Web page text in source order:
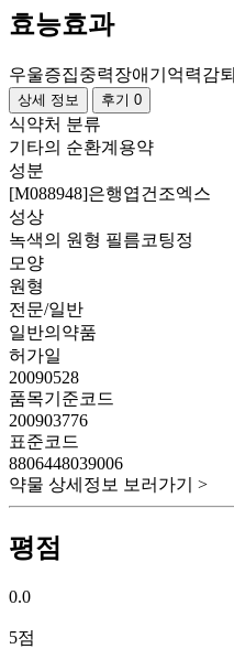
효능효과
우울증집중력장애 기억력감퇴
상세 정보 후기 0
식약처 분류
기타의 순환계용약
성분
[M088948]은행엽건조엑스
성상
녹색의 원형 필름코팅정
모양
원형
전문/일반
일반의약품
허가일
20090528
품목기준코드
200903776
표준코드
8806448039006
약물 상세정보 보러가기 >
평점
0.0
5점